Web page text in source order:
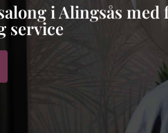
i Alingsås med
service